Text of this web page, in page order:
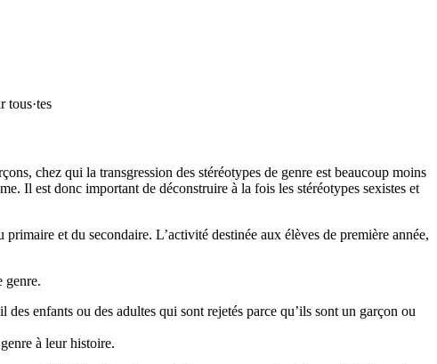
tous·tes
chez qui la transgression des stéréotypes de genre est beaucoup moins
Il est donc important de déconstruire à la fois les stéréotypes sexistes et
et du secondaire. L’activité destinée aux élèves de première année,
genre.
enfants ou des adultes qui sont rejetés parce qu’ils sont un garçon ou
à leur histoire.